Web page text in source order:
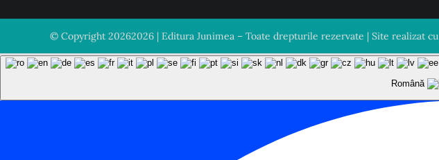
© Copyright 20262026 | Editura Junimea – Toate drepturile rezervate | Site realizat cu
Română